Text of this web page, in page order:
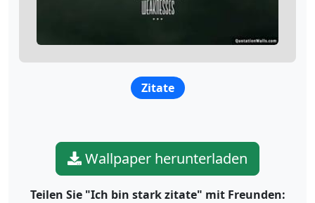
Zitate
Wallpaper herunterladen
Teilen Sie "Ich bin stark zitate" mit Freunden: